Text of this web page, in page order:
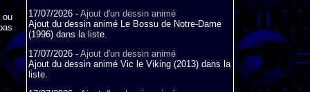
ou
17/07/2026 - Ajout d'un dessin animé
Ajout du dessin animé Le Bossu de Notre-Dame
(1996) dans la liste.
17/07/2026 - Ajout d'un dessin animé
Ajout du dessin animé Vic le Viking (2013) dans la
liste.